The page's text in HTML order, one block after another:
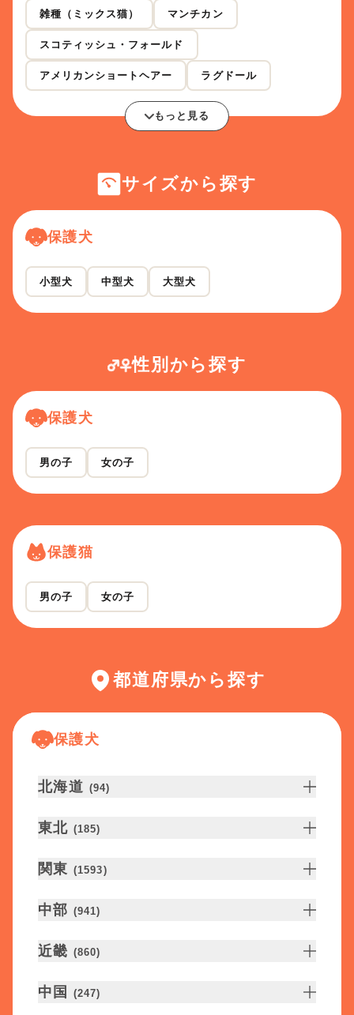
雑種（ミックス猫） マンチカン
スコティッシュ・フォールド
アメリカンショートヘアー ラグドール
もっと見る
サイズから探す
保護犬
小型犬 中型犬 大型犬
性別から探す
保護犬
男の子 女の子
保護猫
男の子 女の子
都道府県から探す
保護犬
北海道 (94)
東北 (185)
関東 (1593)
中部 (941)
近畿 (860)
中国 (247)